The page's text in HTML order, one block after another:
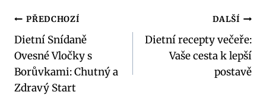
Navigace
pro
příspěvek
PŘEDCHOZÍ
Dietní Snídaně
Ovesné Vločky s
Borůvkami: Chutný a
Zdravý Start
DALŠÍ
Dietní recepty večeře:
Vaše cesta k lepší
postavě